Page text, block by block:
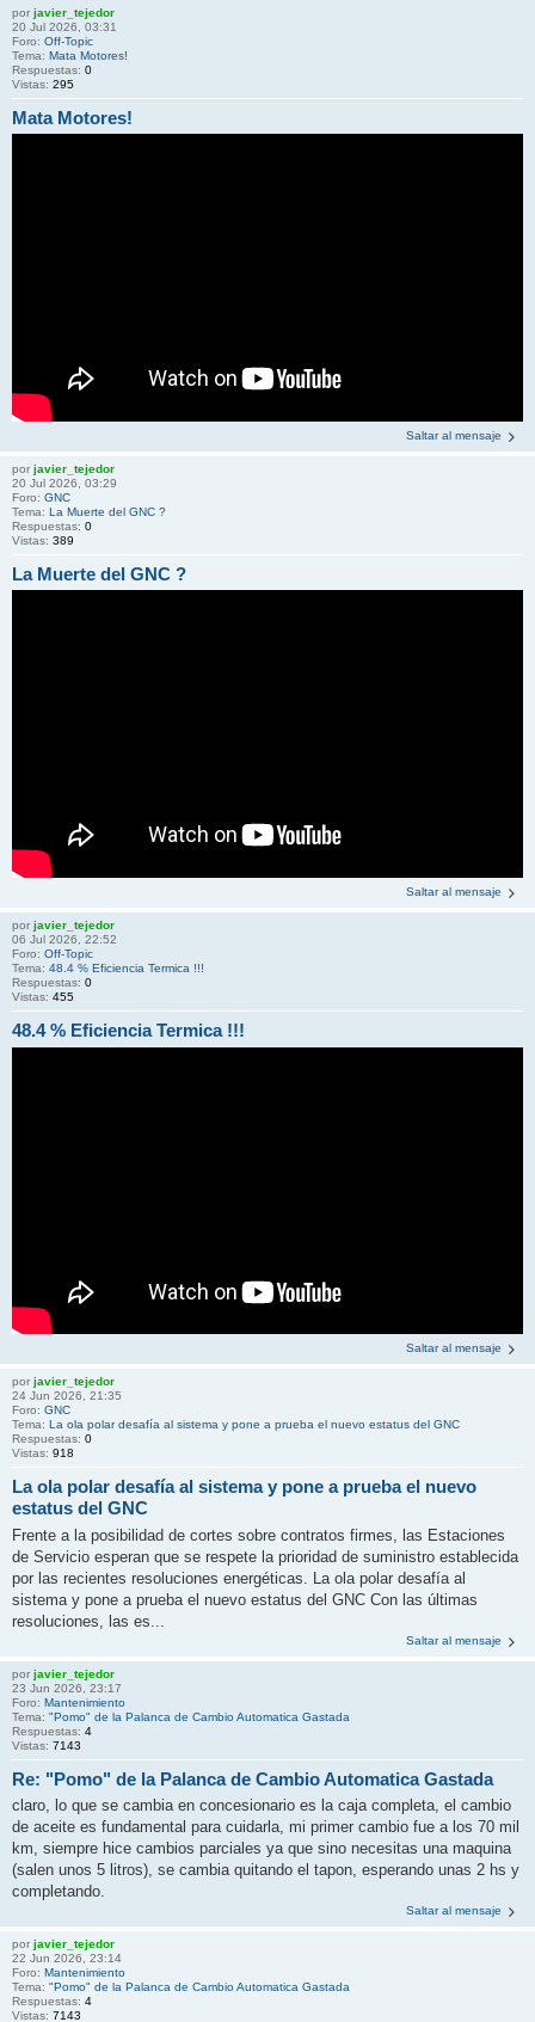
por javier_tejedor
20 Jul 2026, 03:31
Foro: Off-Topic
Tema: Mata Motores!
Respuestas: 0
Vistas: 295
Mata Motores!
Saltar al mensaje
por javier_tejedor
20 Jul 2026, 03:29
Foro: GNC
Tema: La Muerte del GNC ?
Respuestas: 0
Vistas: 389
La Muerte del GNC ?
Saltar al mensaje
por javier_tejedor
06 Jul 2026, 22:52
Foro: Off-Topic
Tema: 48.4 % Eficiencia Termica !!!
Respuestas: 0
Vistas: 455
48.4 % Eficiencia Termica !!!
Saltar al mensaje
por javier_tejedor
24 Jun 2026, 21:35
Foro: GNC
Tema: La ola polar desafía al sistema y pone a prueba el nuevo estatus del GNC
Respuestas: 0
Vistas: 918
La ola polar desafía al sistema y pone a prueba el nuevo
estatus del GNC
Frente a la posibilidad de cortes sobre contratos firmes, las Estaciones
de Servicio esperan que se respete la prioridad de suministro establecida
por las recientes resoluciones energéticas. La ola polar desafía al
sistema y pone a prueba el nuevo estatus del GNC Con las últimas
resoluciones, las es...
Saltar al mensaje
por javier_tejedor
23 Jun 2026, 23:17
Foro: Mantenimiento
Tema: "Pomo" de la Palanca de Cambio Automatica Gastada
Respuestas: 4
Vistas: 7143
Re: "Pomo" de la Palanca de Cambio Automatica Gastada
claro, lo que se cambia en concesionario es la caja completa, el cambio
de aceite es fundamental para cuidarla, mi primer cambio fue a los 70 mil
km, siempre hice cambios parciales ya que sino necesitas una maquina
(salen unos 5 litros), se cambia quitando el tapon, esperando unas 2 hs y
completando.
Saltar al mensaje
por javier_tejedor
22 Jun 2026, 23:14
Foro: Mantenimiento
Tema: "Pomo" de la Palanca de Cambio Automatica Gastada
Respuestas: 4
Vistas: 7143